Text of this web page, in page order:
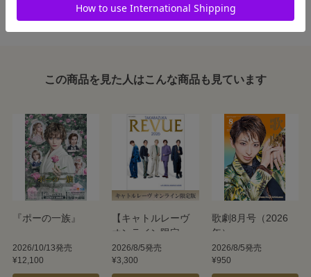
この商品を見た人はこんな商品も見ています
『ポーの一族』
2026/10/13発売
¥12,100
【キャトルレーヴ
オンライン限定
版】TAKARAZUKA
REVUE 2026
2026/8/5発売
¥3,300
歌劇8月号（2026
年）
2026/8/5発売
¥950